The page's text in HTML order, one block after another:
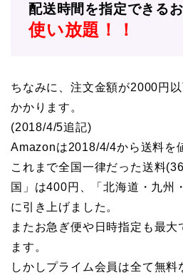
配送時間を指定できる
使い放題！！
ちなみに、注文金額が2000円
かかります。
(2018/4/5追記)
Amazonは2018/4/4から送料を
これまで全国一律だった送料
国」は400円、「北海道・九州
に引き上げました。
またお急ぎ便や日時指定も最大
ます。
しかしプライム会員は全て無料